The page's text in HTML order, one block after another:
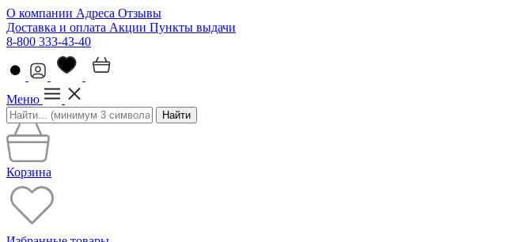
О компании Адреса Отзывы
Доставка и оплата Акции Пункты выдачи
8-800 333-43-40
Меню
Найти
Корзина